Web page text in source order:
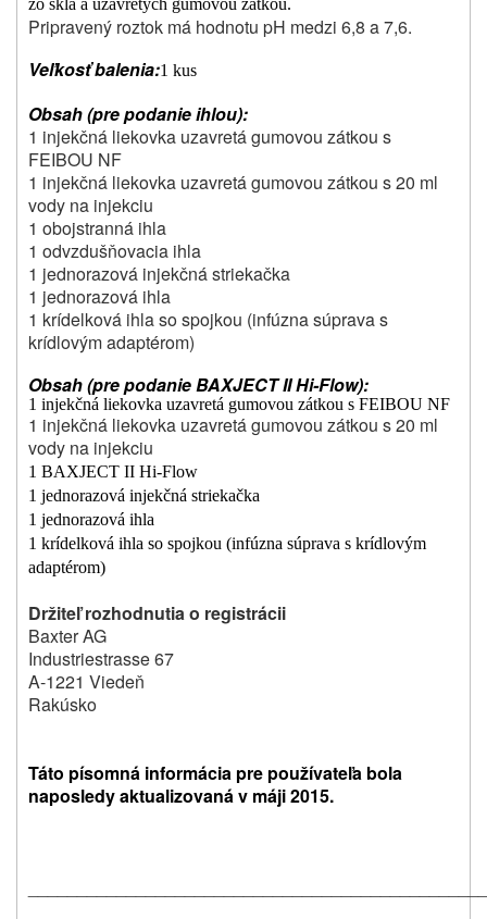
zo skla a uzavretých gumovou zátkou.
Pripravený roztok má hodnotu pH medzi 6,8 a 7,6.
Veľkosť balenia:1 kus
Obsah (pre podanie ihlou):
1 injekčná liekovka uzavretá gumovou zátkou s
FEIBOU NF
1 injekčná liekovka uzavretá gumovou zátkou s 20 ml
vody na injekciu
1 obojstranná ihla
1 odvzdušňovacia ihla
1 jednorazová injekčná striekačka
1 jednorazová ihla
1 krídelková ihla so spojkou (infúzna súprava s
krídlovým adaptérom)
Obsah (pre podanie BAXJECT II Hi-Flow):
1 injekčná liekovka uzavretá gumovou zátkou s FEIBOU NF
1 injekčná liekovka uzavretá gumovou zátkou s 20 ml
vody na injekciu
1 BAXJECT II Hi-Flow
1 jednorazová injekčná striekačka
1 jednorazová ihla
1 krídelková ihla so spojkou (infúzna súprava s krídlovým
adaptérom)
Držiteľ rozhodnutia o registrácii
Baxter AG
Industriestrasse 67
A-1221 Viedeň
Rakúsko
Táto písomná informácia pre používateľa bola
naposledy aktualizovaná v máji 2015.